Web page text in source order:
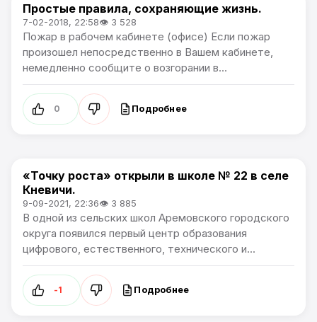
Общество
Простые правила, сохраняющие жизнь.
7-02-2018, 22:58👁 3 528
Пожар в рабочем кабинете (офисе) Если пожар
произошел непосредственно в Вашем кабинете,
немедленно сообщите о возгорании в...
0 Подробнее
Общество
«Точку роста» открыли в школе № 22 в селе
Кневичи.
9-09-2021, 22:36👁 3 885
В одной из сельских школ Аремовского городского
округа появился первый центр образования
цифрового, естественного, технического и...
-1 Подробнее